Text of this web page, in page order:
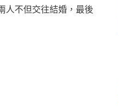
人不但交往結婚，最後